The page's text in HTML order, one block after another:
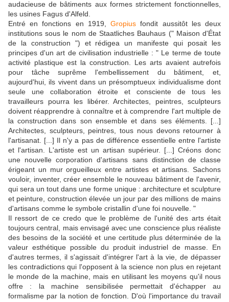
audacieuse de bâtiments aux formes strictement fonctionnelles,
les usines Fagus d'Alfeld.
Entré en fonctions en 1919,Gropius fondit aussitôt les deux
institutions sous le nom de Staatliches Bauhaus (" Maison d'État
de la construction ") et rédigea un manifeste qui posait les
principes d'un art de civilisation industrielle : " Le terme de toute
activité plastique est la construction. Les arts avaient autrefois
pour tâche suprême l'embellissement du bâtiment, et,
aujourd'hui, ils vivent dans un présomptueux individualisme dont
seule une collaboration étroite et consciente de tous les
travailleurs pourra les libérer. Architectes, peintres, sculpteurs
doivent réapprendre à connaître et à comprendre l'art multiple de
la construction dans son ensemble et dans ses éléments. [...]
Architectes, sculpteurs, peintres, tous nous devons retourner à
l'artisanat. [...] Il n'y a pas de différence essentielle entre l'artiste
et l'artisan. L'artiste est un artisan supérieur. [...] Créons donc
une nouvelle corporation d'artisans sans distinction de classe
érigeant un mur orgueilleux entre artistes et artisans. Sachons
vouloir, inventer, créer ensemble le nouveau bâtiment de l'avenir,
qui sera un tout dans une forme unique : architecture et sculpture
et peinture, construction élevée un jour par des millions de mains
d'artisans comme le symbole cristallin d'une foi nouvelle. "
Il ressort de ce credo que le problème de l'unité des arts était
toujours central, mais envisagé avec une conscience plus réaliste
des besoins de la société et une certitude plus déterminée de la
valeur esthétique possible du produit industriel de masse. En
d'autres termes, il s'agissait d'intégrer l'art à la vie, de dépasser
les contradictions qui l'opposent à la science non plus en rejetant
le monde de la machine, mais en utilisant les moyens qu'il nous
offre : la machine sensibilisée permettait d'échapper au
formalisme par la notion de fonction. D'où l'importance du travail